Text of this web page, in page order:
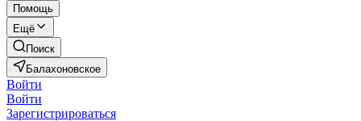
Помощь
Ещё
Поиск
Балахоновское
Войти
Войти
Зарегистрироваться